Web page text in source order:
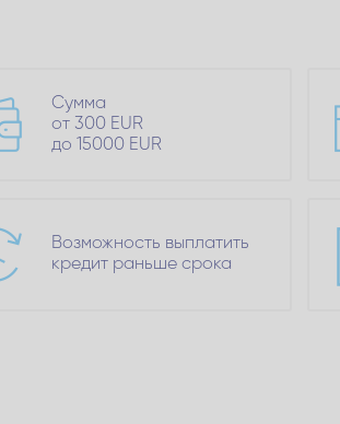
Сумма
от 300 EUR
до 15000 EUR
Возможность выплатить
кредит раньше срока